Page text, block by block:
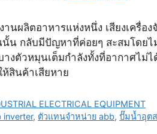
านผลิตอาหารแห่งหนึ่ง เสียงเครื่อ
นั้น กลับมีปัญหาที่ค่อยๆ สะสมโดยไ
งตัวหมุนเต็มกำลังทั้งที่อากาศไม่ไ
สินค้าเสียหาย
ELECTRICAL EQUIPMENT
inverter, ตัวแทนจำหน่าย abb,ปั๊มน้ำอุต